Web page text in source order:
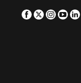
Calcada
Facebook
Twitter